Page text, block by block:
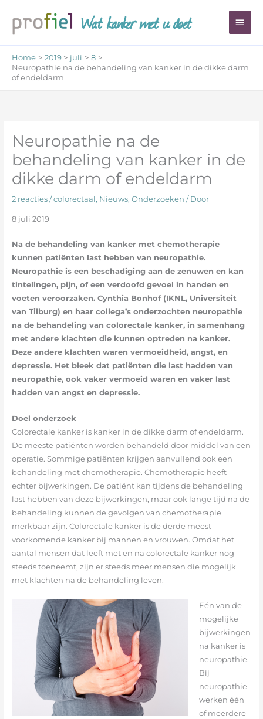
naar
inhoud
Wat kanker met u doet
Home 2019 juli
8
Neuropathie na de behandeling van kanker in de dikke darm
of endeldarm
Neuropathie na de
behandeling van kanker in de
dikke darm of endeldarm
2 reacties /colorectaal, Nieuws, Onderzoeken / Door
8 juli 2019
Na de behandeling van kanker met chemotherapie
kunnen patiënten last hebben van neuropathie.
Neuropathie is een beschadiging aan de zenuwen en kan
tintelingen, pijn, of een verdoofd gevoel in handen en
voeten veroorzaken. Cynthia Bonhof (IKNL, Universiteit
van Tilburg) en haar collega’s onderzochten neuropathie
na de behandeling van colorectale kanker, in samenhang
met andere klachten die kunnen optreden na kanker.
Deze andere klachten waren vermoeidheid, angst, en
depressie. Het bleek dat patiënten die last hadden van
neuropathie, ook vaker vermoeid waren en vaker last
hadden van angst en depressie.
Doel onderzoek
Colorectale kanker is kanker in de dikke darm of endeldarm.
De meeste patiënten worden behandeld door middel van een
operatie. Sommige patiënten krijgen aanvullend ook een
behandeling met chemotherapie. Chemotherapie heeft
echter bijwerkingen. De patiënt kan tijdens de behandeling
last hebben van deze bijwerkingen, maar ook lange tijd na de
behandeling kunnen de gevolgen van chemotherapie
merkbaar zijn. Colorectale kanker is de derde meest
voorkomende kanker bij mannen en vrouwen. Omdat het
aantal mensen dat leeft met en na colorectale kanker nog
steeds toeneemt, zijn er steeds meer mensen die mogelijk
met klachten na de behandeling leven.
Eén van de
mogelijke
bijwerkingen
na kanker is
neuropathie.
Bij
neuropathie
werken één
of meerdere